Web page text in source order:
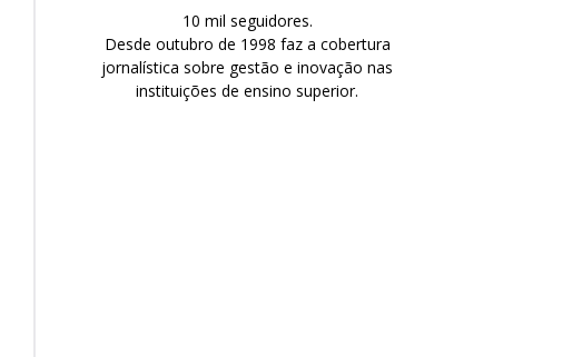
10 mil seguidores.
Desde outubro de 1998 faz a cobertura
jornalística sobre gestão e inovação nas
instituições de ensino superior.